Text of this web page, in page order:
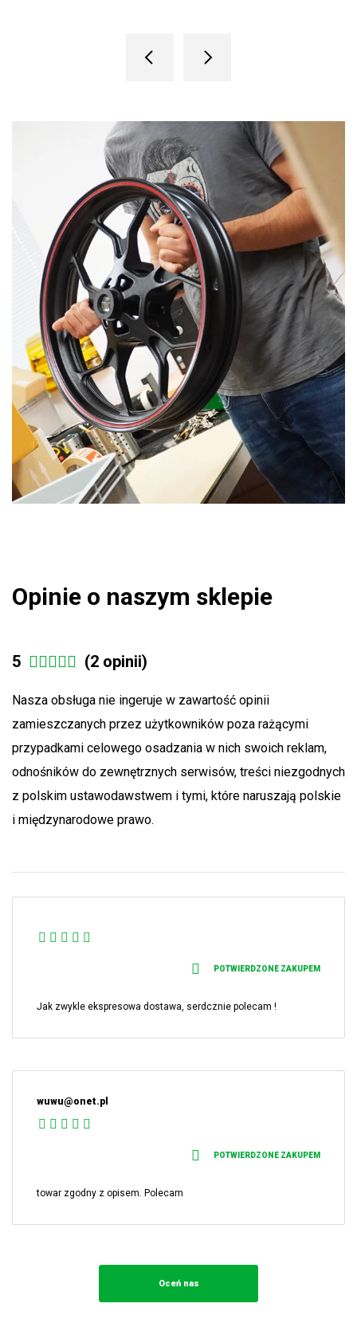
Opinie o naszym sklepie
5 (2 opinii)
Nasza obsługa nie ingeruje w zawartość opinii
zamieszczanych przez użytkowników poza rażącymi
przypadkami celowego osadzania w nich swoich reklam,
odnośników do zewnętrznych serwisów, treści niezgodnych
z polskim ustawodawstwem i tymi, które naruszają polskie
i międzynarodowe prawo.
POTWIERDZONE ZAKUPEM
Jak zwykle ekspresowa dostawa, serdcznie polecam !
wuwu@onet.pl
POTWIERDZONE ZAKUPEM
towar zgodny z opisem. Polecam
Oceń nas